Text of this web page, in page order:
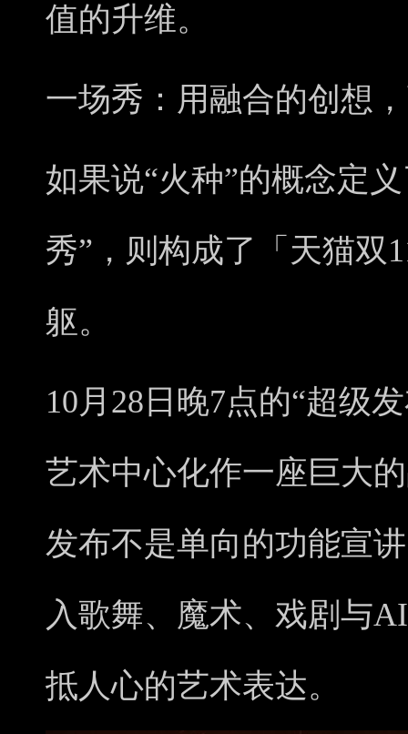
值的升维。
一场秀：用融合的创想
如果说“火种”的概念定
秀”，则构成了「天猫双
躯。
10月28日晚7点的“超级
艺术中心化作一座巨大
发布不是单向的功能宣
入歌舞、魔术、戏剧与
抵人心的艺术表达。